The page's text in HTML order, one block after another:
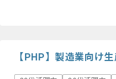
【PHP】製造業向け